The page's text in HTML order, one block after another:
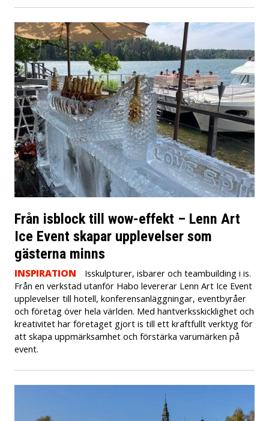
Från isblock till wow-effekt – Lenn Art
Ice Event skapar upplevelser som
gästerna minns
INSPIRATION
Isskulpturer, isbarer och teambuilding i is.
Från en verkstad utanför Habo levererar Lenn Art Ice Event
upplevelser till hotell, konferensanläggningar, eventbyråer
och företag över hela världen. Med hantverksskicklighet och
kreativitet har företaget gjort is till ett kraftfullt verktyg för
att skapa uppmärksamhet och förstärka varumärken på
event.